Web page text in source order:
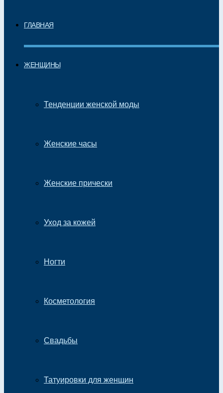
ГЛАВНАЯ
ЖЕНЩИНЫ
Тенденции женской моды
Женские часы
Женские прически
Уход за кожей
Ногти
Косметология
Свадьбы
Татуировки для женщин